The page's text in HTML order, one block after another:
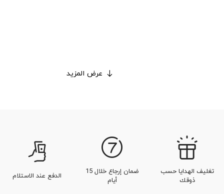
عرض المزيد
تغليف الهدايا حسب
ذوقك
ضمان إرجاع خلال 15
أيام
الدفع عند الاستلام